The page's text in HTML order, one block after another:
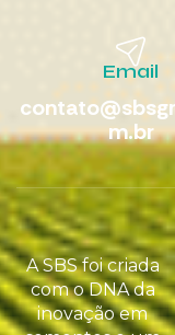
Email
m.br
A SBS foi criada
com o DNA da
inovação em